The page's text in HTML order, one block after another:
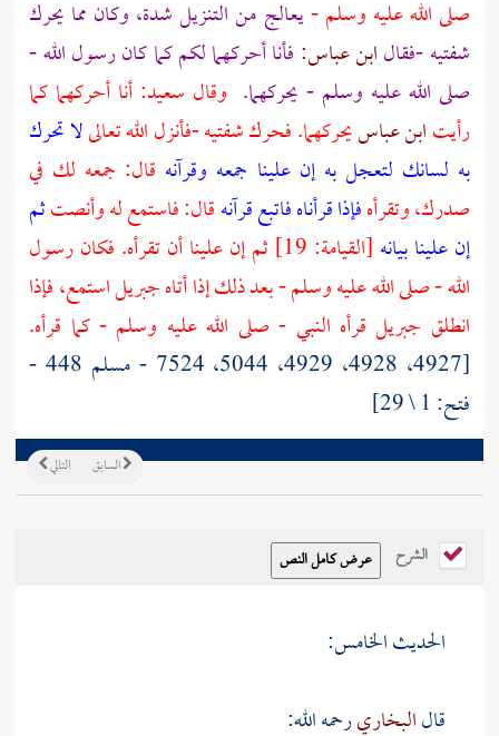
صلى الله عليه وسلم -يعالج من التنزيل شدة، وكان مما يحرك
شفتيه -فقالابن عباس: فأنا أحركهما لكم كما كان رسول الله -
صلى الله عليه وسلم - يحركهما. وقال سعيد: أنا أحركهما كما
رأيتابن عباسيحركهما. فحرك شفتيه -فأنزل الله تعالىلا تحرك
به لسانك لتعجل بهإن علينا جمعه وقرآنه قال: جمعه لك في
صدرك، وتقرأهفإذا قرأناه فاتبع قرآنهقال: فاستمع له وأنصتثم
إن علينا بيانه
[القيامة: 19] ثم إن علينا أن تقرأه. فكان رسول
الله - صلى الله عليه وسلم - بعد ذلك إذا أتاهجبريلاستمع، فإذا
انطلق جبريل قرأه النبي - صلى الله عليه وسلم - كما قرأه.
[4927، 4928، 4929، 5044، 7524 - مسلم 448 -
فتح: 1 \ 29]
التالي السابق
الشرح
الحديث الخامس:
قالالبخاريرحمه الله: